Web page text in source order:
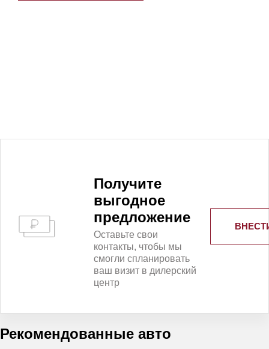
Получитe
выгодное
предложение
Оставьте свои
контакты, чтобы мы
смогли спланировать
ваш визит в дилерский
центр
Рекомендованные авто